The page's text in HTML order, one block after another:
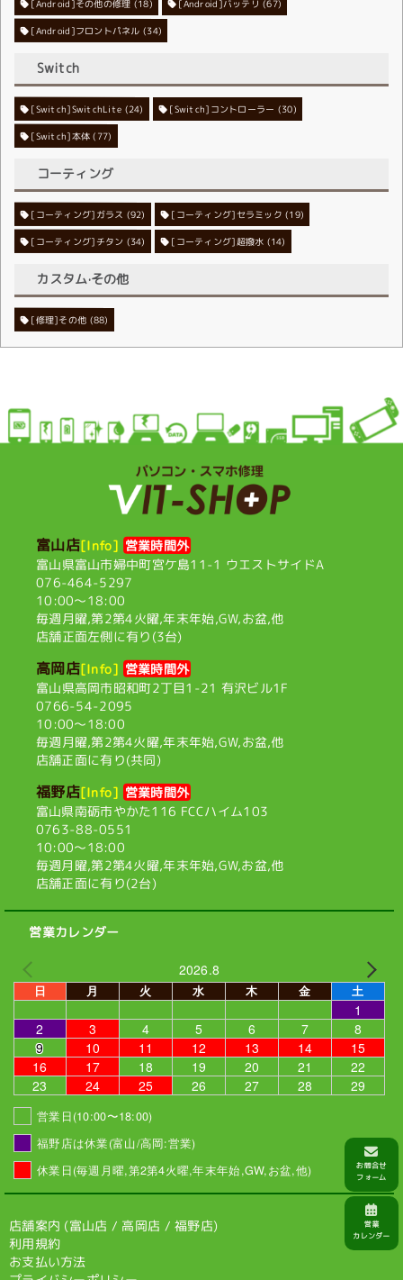
[Android]その他の修理 (18) [Android]バッテリ (67)
[Android]フロントパネル (34)
Switch
[Switch]SwitchLite (24) [Switch]コントローラー (30)
[Switch]本体 (77)
コーティング
[コーティング]ガラス (92) [コーティング]セラミック (19)
[コーティング]チタン (34) [コーティング]超撥水 (14)
カスタム·その他
[修理]その他 (88)
富山店[Info] 営業時間外
富山県富山市婦中町宮ケ島11-1 ウエストサイドA
076-464-5297
10:00〜18:00
毎週月曜,第2第4火曜,年末年始,GW,お盆,他
店舗正面左側に有り(3台)
高岡店[Info] 営業時間外
富山県高岡市昭和町2丁目1-21 有沢ビル1F
0766-54-2095
10:00〜18:00
毎週月曜,第2第4火曜,年末年始,GW,お盆,他
店舗正面に有り(共同)
福野店[Info] 営業時間外
富山県南砺市やかた116 FCCハイム103
0763-88-0551
10:00〜18:00
毎週月曜,第2第4火曜,年末年始,GW,お盆,他
店舗正面に有り(2台)
営業カレンダー
2026.8
日 月 火 水 木 金 土
1
2
3 4 5 6 7
8
9
10 11 12 13 14
15
16
17 18 19 20 21
22
23
24 25 26 27 28 29
営業日(10:00〜18:00)
福野店は休業(富山/高岡:営業)
休業日(毎週月曜,第2第4火曜,年末年始,GW,お盆,他)
店舗案内 (富山店 / 高岡店 /福野店)
利用規約
お支払い方法